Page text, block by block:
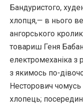
Бандуристого,
хлопця,— в нього
ангорського
товариш Геня
електромеханіка з
з якимось по-
Несторович
хлопець;